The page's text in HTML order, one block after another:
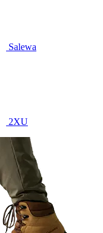
Salewa
2XU